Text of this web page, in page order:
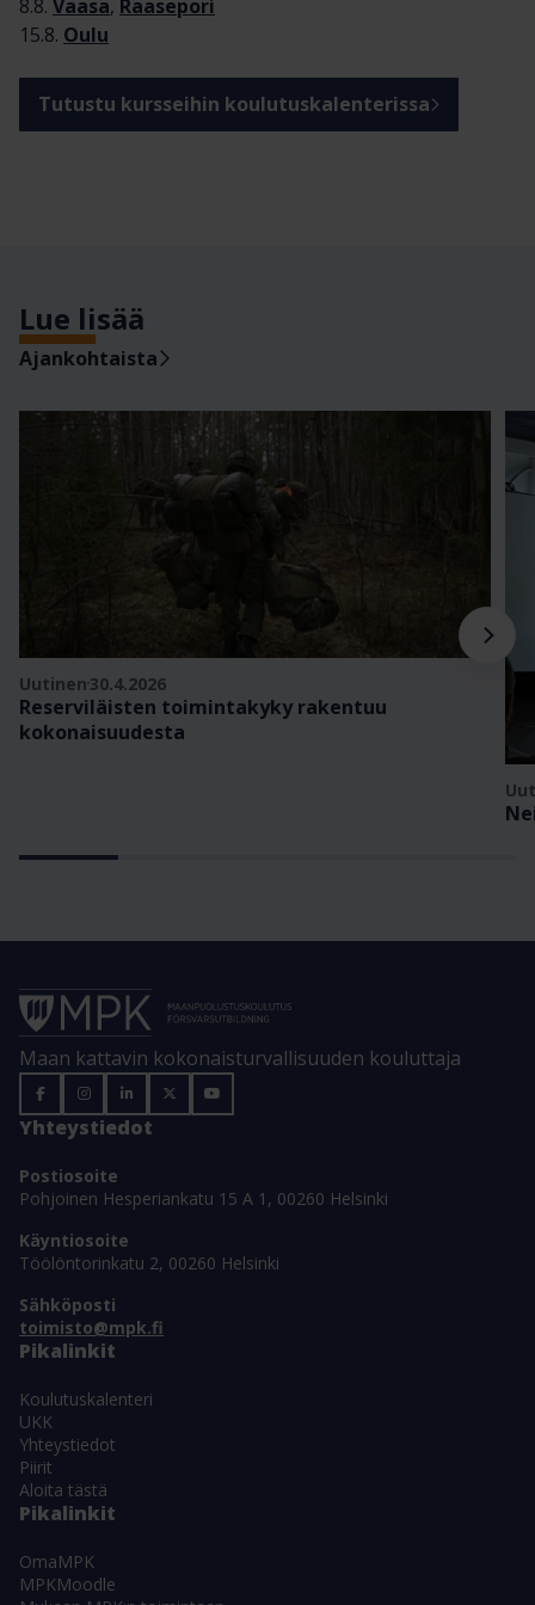
8.8. Vaasa, Raasepori
15.8. Oulu
Tutustu kursseihin koulutuskalenterissa
Lue lisää
Ajankohtaista
Uutinen 30.4.2026
Reserviläisten toimintakyky rakentuu
kokonaisuudesta
Maan kattavin kokonaisturvallisuuden kouluttaja
Yhteystiedot
Postiosoite
Pohjoinen Hesperiankatu 15 A 1, 00260 Helsinki
Käyntiosoite
Töölöntorinkatu 2, 00260 Helsinki
Sähköposti
toimisto@mpk.fi
Pikalinkit
Koulutuskalenteri
UKK
Yhteystiedot
Piirit
Aloita tästä
Pikalinkit
OmaMPK
MPKMoodle